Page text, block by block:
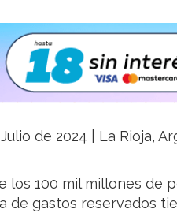
de 2024 | La Rioja,
los 100 mil millones de
de gastos reservados